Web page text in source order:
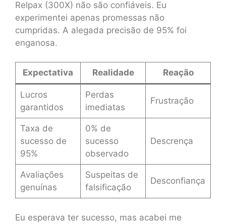
Relpax (300X) não são confiáveis. Eu
experimentei apenas promessas não
cumpridas. A alegada precisão de 95% foi
enganosa.
Expectativa Realidade Reação
Lucros
garantidos
Perdas
imediatas
Frustração
Taxa de
sucesso de
95%
0% de
sucesso
observado
Descrença
Avaliações
genuínas
Suspeitas de
falsificação
Desconfiança
Eu esperava ter sucesso, mas acabei me